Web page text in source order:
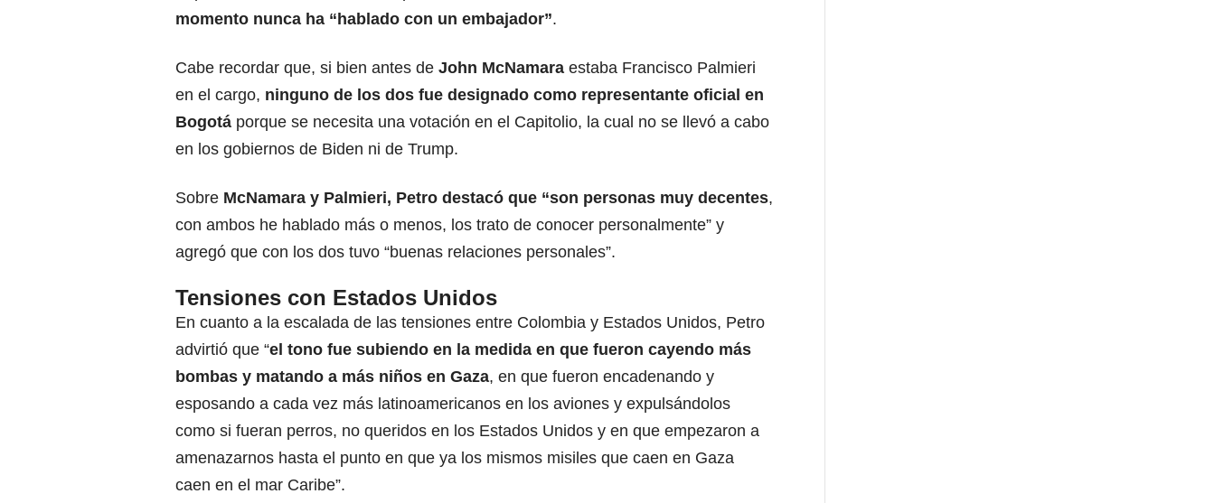
momento nunca ha “hablado con un embajador”.
Cabe recordar que, si bien antes de John McNamara estaba Francisco Palmieri
en el cargo, ninguno de los dos fue designado como representante oficial en
Bogotá porque se necesita una votación en el Capitolio, la cual no se llevó a cabo
en los gobiernos de Biden ni de Trump.
Sobre McNamara y Palmieri, Petro destacó que “son personas muy decentes,
con ambos he hablado más o menos, los trato de conocer personalmente” y
agregó que con los dos tuvo “buenas relaciones personales”.
Tensiones con Estados Unidos
En cuanto a la escalada de las tensiones entre Colombia y Estados Unidos, Petro
advirtió que “el tono fue subiendo en la medida en que fueron cayendo más
bombas y matando a más niños en Gaza, en que fueron encadenando y
esposando a cada vez más latinoamericanos en los aviones y expulsándolos
como si fueran perros, no queridos en los Estados Unidos y en que empezaron a
amenazarnos hasta el punto en que ya los mismos misiles que caen en Gaza
caen en el mar Caribe”.